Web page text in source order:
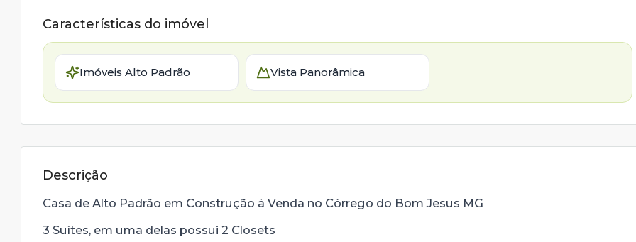
Características do imóvel
Imóveis Alto Padrão Vista Panorâmica
Descrição
Casa de Alto Padrão em Construção à Venda no Córrego do Bom Jesus MG
3 Suítes, em uma delas possui 2 Closets